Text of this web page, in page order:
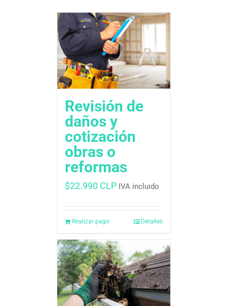
Revisión de
daños y
cotización 
obras o
reformas
$22.990 CLP IVA incluido
Realizar pago Detalles